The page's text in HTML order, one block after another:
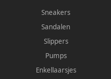
Sneakers
Sandalen
Slippers
Pumps
Enkellaarsjes